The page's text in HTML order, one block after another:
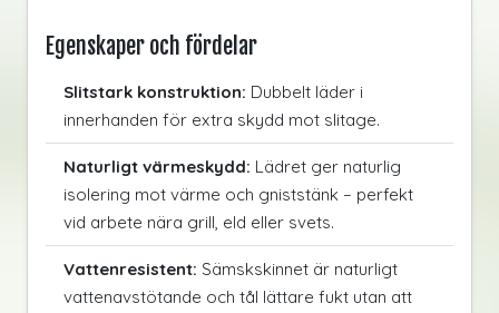
Egenskaper och fördelar
Slitstark konstruktion: Dubbelt läder i
innerhanden för extra skydd mot slitage.
Naturligt värmeskydd: Lädret ger naturlig
isolering mot värme och gniststänk – perfekt
vid arbete nära grill, eld eller svets.
Vattenresistent: Sämskskinnet är naturligt
vattenavstötande och tål lättare fukt utan att